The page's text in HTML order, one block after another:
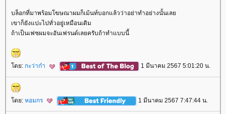
บล็อกที่มาพร้อมโฆษณาผมก็เม้นท์บอกแล้วว่าอย่าทำอย่างนั้นเล
เขาก็ยังแปะไปทั่วอยู่เหมือนเดิม
ถ้าเป็นเฟซผมจะอันเฟรนด์เลยครับถ้าทำแบบนี้
ดย: กะว่าก๋า 1 มีนาคม 2567 5:01:20 น.
ดย: หอมกร 1 มีนาคม 2567 7:47:44 น.